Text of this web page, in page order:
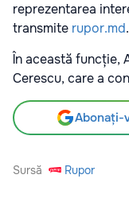
reprezentarea
transmite rupor.md.
În această funcție,
Cerescu, care a
Abonați-
Sursă Rupor